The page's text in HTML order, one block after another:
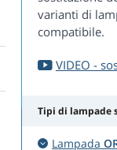
varianti di
compatibile.
VIDEO -
Tipi di lampade
Lampada